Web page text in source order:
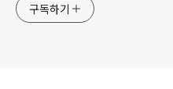
구독하기